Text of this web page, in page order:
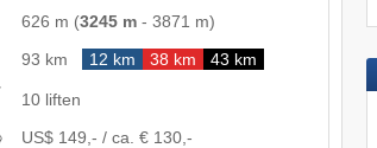
626 m (3245 m - 3871 m)
93 km
12 km 38 km 43 km
10 liften
US$ 149,- / ca. € 130,-